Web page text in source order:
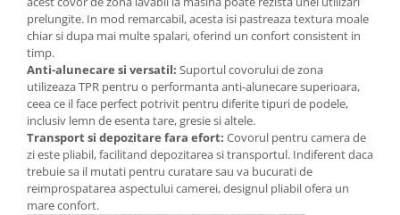
prelungite. In mod remarcabil, acesta isi pastreaza textura moale
chiar si dupa mai multe spalari, oferind un confort consistent in
timp.
Anti-alunecare si versatil: Suportul covorului de zona
utilizeaza TPR pentru o performanta anti-alunecare superioara,
ceea ce il face perfect potrivit pentru diferite tipuri de podele,
inclusiv lemn de esenta tare, gresie si altele.
Transport si depozitare fara efort: Covorul pentru camera de
zi este pliabil, facilitand depozitarea si transportul. Indiferent daca
trebuie sa il mutati pentru curatare sau va bucurati de
reimprospatarea aspectului camerei, designul pliabil ofera un
mare confort.